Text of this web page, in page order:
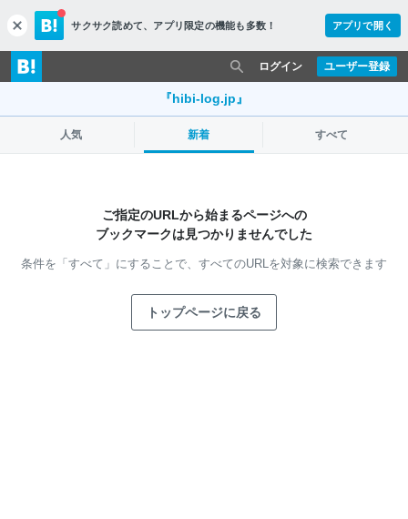
c
l
o
s
サクサク読めて、 アプリ限定の機能も多数！ アプリで開く
ユーザー登録
ログイン
『hibi-log.jp』
人気 新着 すべて
ご指定のURLから始まるページへの
ブックマークは見つかりませんでした
条件を「すべて」にすることで、 すべてのURLを対象に検索できます
トップページに戻る